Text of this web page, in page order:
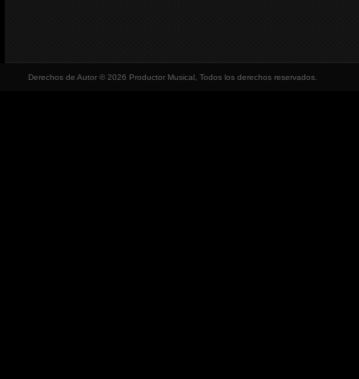
Derechos de Autor © 2026 Productor Musical, Todos los derechos reservados.